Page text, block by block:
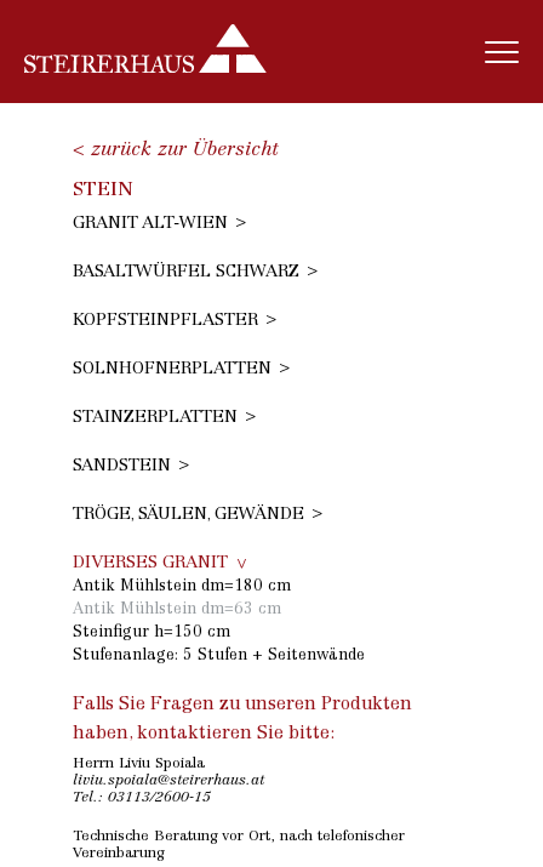
< zurück zur Übersicht
STEIN
GRANIT ALT-WIEN
BASALTWÜRFEL SCHWARZ
KOPFSTEINPFLASTER
SOLNHOFNERPLATTEN
STAINZERPLATTEN
SANDSTEIN
TRÖGE, SÄULEN, GEWÄNDE
DIVERSES GRANIT
Antik Mühlstein dm=180 cm
Antik Mühlstein dm=63 cm
Steinfigur h=150 cm
Stufenanlage: 5 Stufen + Seitenwände
Falls Sie Fragen zu unseren Produkten
haben, kontaktieren Sie bitte:
Herrn Liviu Spoiala
liviu.spoiala@steirerhaus.at
Tel.: 03113/2600-15
Technische Beratung vor Ort, nach telefonischer
Vereinbarung